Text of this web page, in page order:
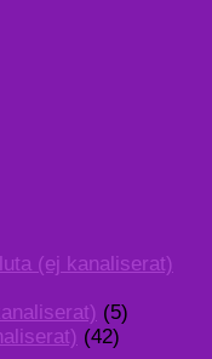
(ej kanaliserat)
(5)
(42)